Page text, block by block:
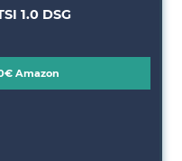
1.0 DSG
Amazon